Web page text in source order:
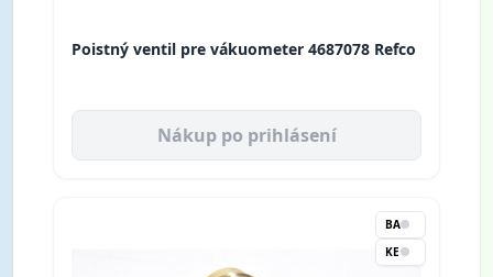
Poistný ventil pre vákuometer 4687078 Refco
Nákup po prihlásení
BA
KE